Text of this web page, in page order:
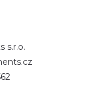
s.r.o.